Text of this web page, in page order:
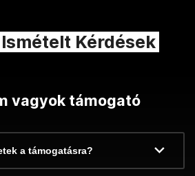
Kérdések
vagyok támogató
a támogatásra?